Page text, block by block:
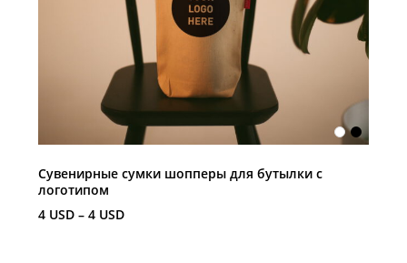
Сувенирные сумки шопперы для бутылки с
логотипом
4 USD – 4 USD